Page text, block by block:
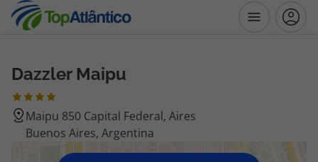
Destinos
Voos
Dazzler Maipu
Maipu 850 Capital Federal, Aires
Buenos Aires, Argentina